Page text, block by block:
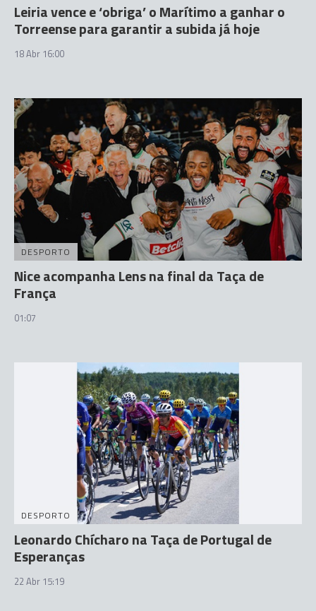
Leiria vence e ‘obriga’ o Marítimo a ganhar o
Torreense para garantir a subida já hoje
18 Abr 16:00
DESPORTO
Nice acompanha Lens na final da Taça de
França
01:07
DESPORTO
Leonardo Chícharo na Taça de Portugal de
Esperanças
22 Abr 15:19